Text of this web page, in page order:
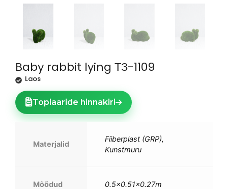
Baby rabbit lying ТЗ-1109
Laos
Topiaaride hinnakiri
Materjalid
Fiiberplast (GRP),
Kunstmuru
Mõõdud 0.5×0.51×0.27m